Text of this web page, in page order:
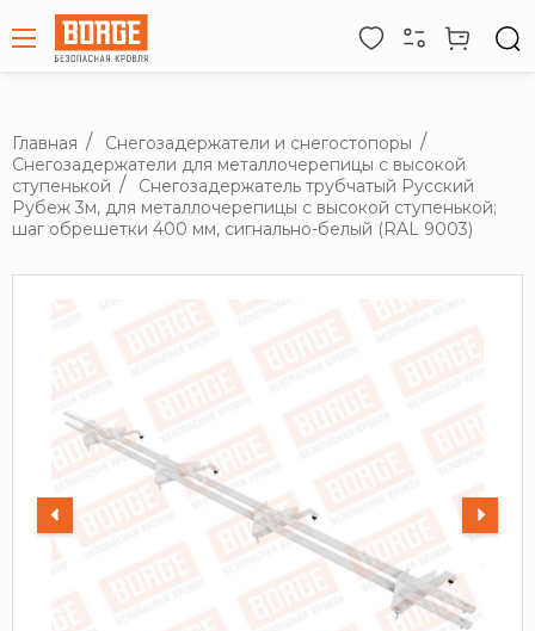
Главная
Снегозадержатели и снегостопоры
Снегозадержатели для металлочерепицы с высокой
ступенькой
Снегозадержатель трубчатый Русский
Рубеж 3м, для металлочерепицы с высокой ступенькой;
шаг обрешетки 400 мм, сигнально-белый (RAL 9003)